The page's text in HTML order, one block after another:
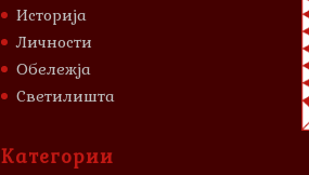
Историја
Личности
Обележја
Светилишта
Категории